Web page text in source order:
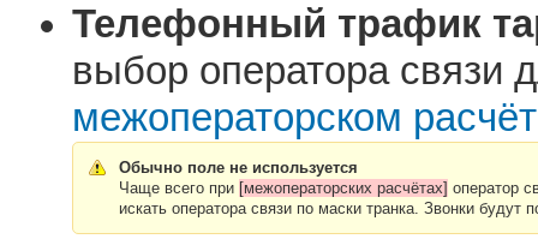
Телефонный трафик
выбор оператора связи
межоператорском
Обычно поле не используется
Чаще всего при [межоператорских расчётах] оператор
искать оператора связи по маски транка. Звонки будут